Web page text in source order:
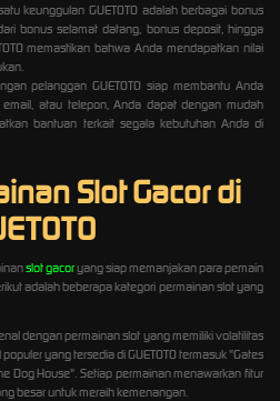
keunggulan GUETOTO adalah berbagai bonus
bonus selamat datang, bonus deposit, hingga
memastikan bahwa Anda mendapatkan nilai
pelanggan GUETOTO siap membantu Anda
atau telepon, Anda dapat dengan mudah
bantuan terkait segala kebutuhan Anda di
Slot Gacor di
slot gacoryang siap memanjakan para pemain
adalah beberapa kategori permainan slot yang
dengan permainan slot yang memiliki volatilitas
yang tersedia di GUETOTO termasuk "Gates
Dog House". Setiap permainan menawarkan fitur
besar untuk meraih kemenangan.